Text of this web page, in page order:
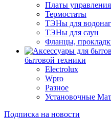
Платы управления
Термостаты
ТЭНы для
ТЭНы для саун
Фланцы,
бытовой техники
Electrolux
Wpro
Разное
Установочные
Подписка на новости